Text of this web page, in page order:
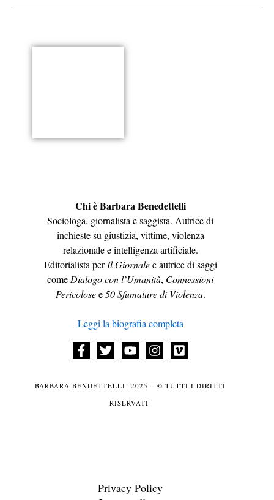
Chi è Barbara Benedettelli
Sociologa, giornalista e saggista. Autrice di
inchieste su giustizia, vittime, violenza
relazionale e intelligenza artificiale.
Editorialista perIl Giornalee autrice di saggi
come Dialogo con l’Umanità, Connessioni
Pericolosee50 Sfumature di Violenza.
Leggi la biografia completa
BARBARA BENDETTELLI 2025 – © TUTTI I DIRITTI
RISERVATI
Privacy Policy